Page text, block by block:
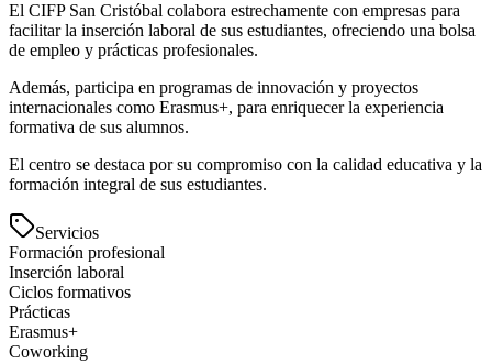
El CIFP San Cristóbal colabora estrechamente con empresas para
facilitar la inserción laboral de sus estudiantes, ofreciendo una bolsa
de empleo y prácticas profesionales.
Además, participa en programas de innovación y proyectos
internacionales como Erasmus+, para enriquecer la experiencia
formativa de sus alumnos.
El centro se destaca por su compromiso con la calidad educativa y la
formación integral de sus estudiantes.
Servicios
Formación profesional
Inserción laboral
Ciclos formativos
Prácticas
Erasmus+
Coworking